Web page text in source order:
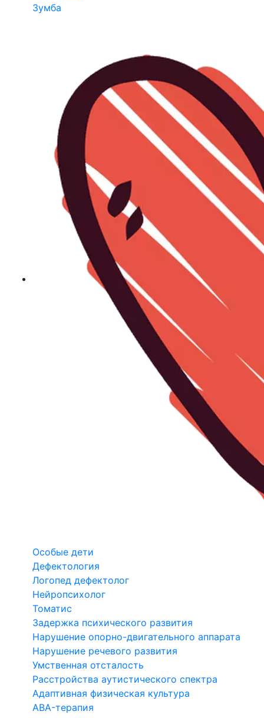
Зумба
Особые дети
Дефектология
Логопед дефектолог
Нейропсихолог
Томатис
Задержка психического развития
Нарушение опорно-двигательного аппарата
Нарушение речевого развития
Умственная отсталость
Расстройства аутистического спектра
Адаптивная физическая культура
ABA-терапия